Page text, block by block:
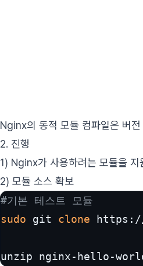
Nginx의 동적 모듈 컴파일은 버전
2. 진행
1) Nginx가 사용하려는 모듈을 지
2) 모듈 소스 확보
#기본 테스트 모듈
sudo git clone https://
unzip nginx-hello-